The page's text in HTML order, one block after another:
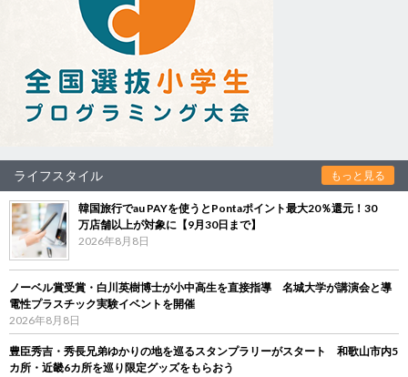
ライフスタイル もっと見る
韓国旅行でau PAYを使うとPontaポイント最大20％還元！30
万店舗以上が対象に【9月30日まで】
2026年8月8日
ノーベル賞受賞・白川英樹博士が小中高生を直接指導 名城大学が講演会と導
電性プラスチック実験イベントを開催
2026年8月8日
豊臣秀吉・秀長兄弟ゆかりの地を巡るスタンプラリーがスタート 和歌山市内5
カ所・近畿6カ所を巡り限定グッズをもらおう